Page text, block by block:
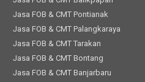
Jasa FOB & CMT Pontianak
Jasa FOB & CMT Palangkaraya
Jasa FOB & CMT Tarakan
Jasa FOB & CMT Bontang
Jasa FOB & CMT Banjarbaru